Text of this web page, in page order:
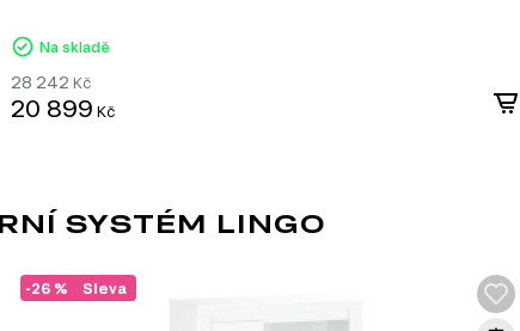
činí ideální volbu pro výrobu nábytku v
výhody moderního
tvary, což
a styly, což vám umožní
Na skladě
28 242 Kč
20 899 Kč
SYSTÉM LINGO
Sleva
-26 %